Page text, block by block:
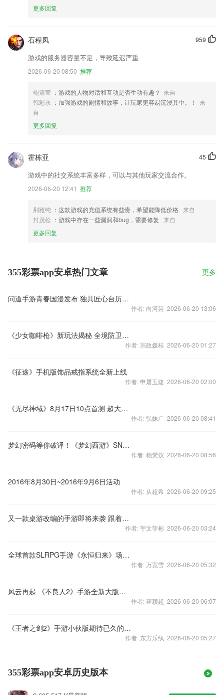
更多回复
959
石程凤
游戏的服务器容量不足，导致延迟严重
2026-06-20 08:50 推荐
鲍震萱 ：游戏的人物对话和互动是否生动有趣？ 来自
韩彩永 ：加强游戏的剧情和故事，让玩家更容易沉浸其中。！
来
自
更多回复
45
霍栋亚
游戏中的社交系统丰富多样，可以与其他玩家交流合作。
2026-06-20 12:41 推荐
荆雅纯 ：这款游戏的充值系统有些贵，希望能降低价格 来自
封茂松 ：游戏中存在一些漏洞和bug，需要修复 来自
更多回复
355彩票app安卓热门文章 更多
问道手游青春国漫发布 独具匠心台历首发
作者: 向河芸 2026-06-20 13:06
《少女咖啡枪》新玩法揭秘 全境防卫热血来袭
作者: 宗政媛桂 2026-06-20 01:27
《征途》手机版饰品戒指系统全新上线
作者: 申屠玉婕 2026-06-20 02:00
《无尽神域》8月17日10点首测 超大地图曝光
作者: 弘妹广 2026-06-20 08:41
梦幻密码等你破译！《梦幻西游》SNH48代言海报正式公布
作者: 赖梵仪 2026-06-20 08:56
2016年8月30日~2016年9月6日活动
作者: 从超希 2026-06-20 09:25
又一款桌游改编的手游即将来袭 跟着《东海道》旅行
作者: 宇文菲彬 2026-06-20 03:24
全球首款SLRPG手游《永恒归来》场景原画曝光 游戏背景惊人
作者: 万宽雪 2026-06-20 05:32
风云再起 《不良人2》手游全新大版本12月将登场
作者: 霍颖超 2026-06-20 06:07
《王者之剑2》手游小伙版期待已久的精灵伙伴终于正式上线啦
作者: 东方乐纨 2026-06-20 05:27
355彩票app安卓历史版本